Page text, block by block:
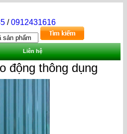
/0912431616
Liên hệ
động thông dụng